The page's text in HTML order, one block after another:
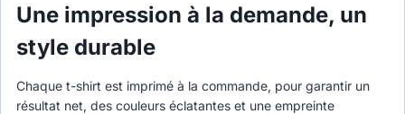
Une impression à la demande, un
style durable
Chaque t-shirt est imprimé à la commande, pour garantir un
résultat net, des couleurs éclatantes et une empreinte